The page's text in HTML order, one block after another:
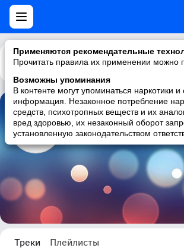
Применяются рекомендательные
Прочитать правила их применении можно
Возможны упоминания
В контенте могут упоминаться наркотики
информация. Незаконное потребление
средств, психотропных веществ и их
вред здоровью, их незаконный оборот
установленную законодательством
Каталог Рекомендации
zolotoy vityaz
0 треков
Треки Плейлисты